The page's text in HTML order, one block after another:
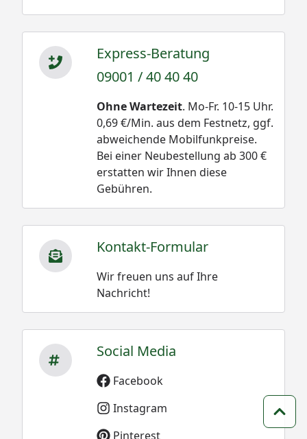
Express-Beratung
09001 / 40 40 40
Ohne Wartezeit. Mo-Fr. 10-15 Uhr.
0,69 €/Min. aus dem Festnetz, ggf.
abweichende Mobilfunkpreise.
Bei einer Neubestellung ab 300 €
erstatten wir Ihnen diese
Gebühren.
Kontakt-Formular
Wir freuen uns auf Ihre
Nachricht!
Social Media
Facebook
Instagram
Pinterest